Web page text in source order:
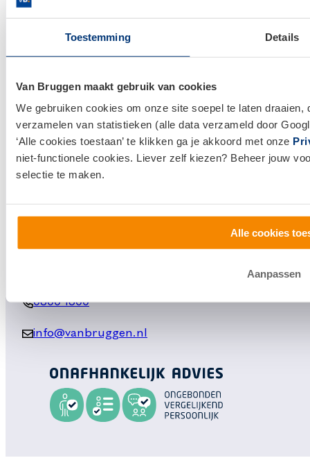
Toestemming Details
Van Bruggen maakt gebruik van cookies
We gebruiken cookies om onze site soepel te laten
verzamelen van statistieken (alle data verzameld door
‘Alle cookies toestaan’ te klikken ga je akkoord met onze
niet-functionele cookies. Liever zelf kiezen? Beheer jouw
selectie te maken.
Alle cookies
Aanpassen
Hypotheken
Hypotheek afsluiten
Financieel Advies
Verzekeringsadvies
Makelaardij
Huis kopen
Bezoek eenvestigingbij jou in de buurt, of neem
0800 1600
info@vanbruggen.nl